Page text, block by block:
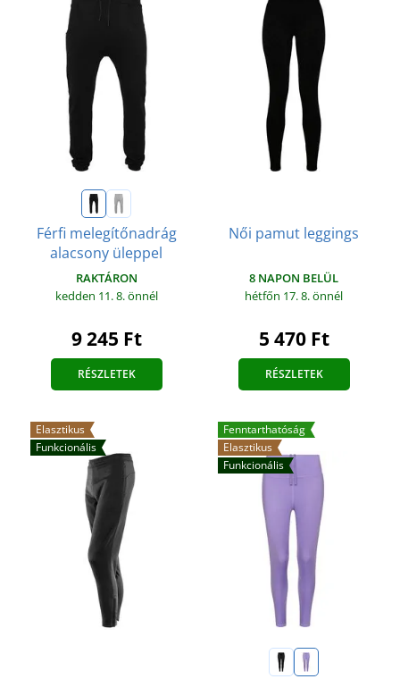
Férfi melegítőnadrág
alacsony üleppel
RAKTÁRON
kedden 11. 8.önnél
9 245 Ft
RÉSZLETEK
Női pamut leggings
8 NAPON BELÜL
hétfőn 17. 8.önnél
5 470 Ft
RÉSZLETEK
Elasztikus
Funkcionális
Fenntarthatóság
Elasztikus
Funkcionális